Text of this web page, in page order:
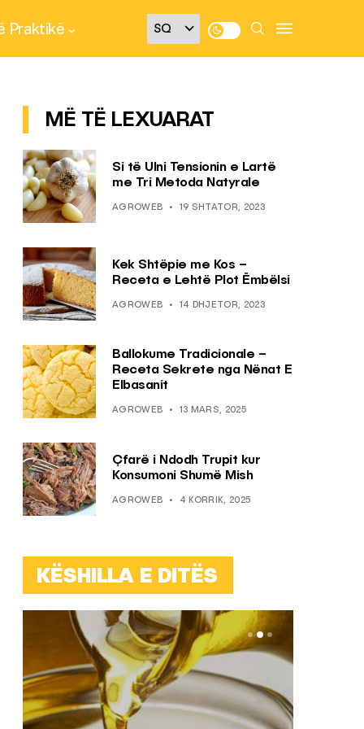
Praktikë
MË TË LEXUARAT
Si të Ulni Tensionin e Lartë
me Tri Metoda Natyrale
AGROWEB 19 SHTATOR, 2023
Kek Shtëpie me Kos –
Receta e Lehtë Plot Ëmbëlsi
AGROWEB 14 DHJETOR, 2023
Ballokume Tradicionale –
Receta Sekrete nga Nënat E
Elbasanit
AGROWEB 13 MARS, 2025
Çfarë i Ndodh Trupit kur
Konsumoni Shumë Mish
AGROWEB 4 KORRIK, 2025
KËSHILLA E DITËS